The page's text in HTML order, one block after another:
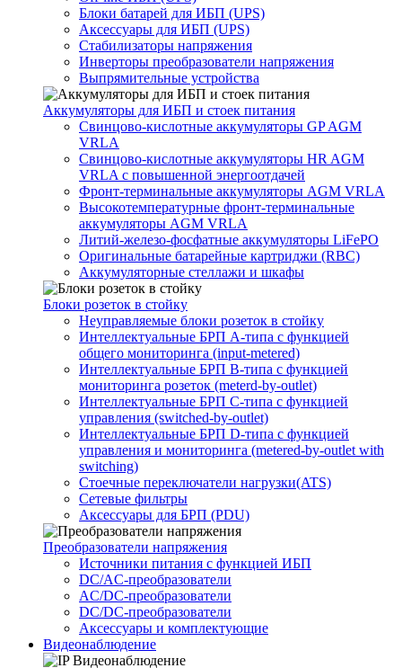
Блоки батарей для ИБП (UPS)
Аксессуары для ИБП (UPS)
Стабилизаторы напряжения
Инверторы преобразователи напряжения
Выпрямительные устройства
Аккумуляторы для ИБП и стоек питания
Свинцово-кислотные аккумуляторы GP AGM
VRLA
Свинцово-кислотные аккумуляторы HR AGM
VRLA с повышенной энергоотдачей
Фронт-терминальные аккумуляторы AGM VRLA
Высокотемпературные фронт-терминальные
аккумуляторы AGM VRLA
Литий-железо-фосфатные аккумуляторы LiFePO
Оригинальные батарейные картриджи (RBC)
Аккумуляторные стеллажи и шкафы
Блоки розеток в стойку
Неуправляемые блоки розеток в стойку
Интеллектуальные БРП А-типа с функцией
общего мониторинга (input-metered)
Интеллектуальные БРП B-типа с функцией
мониторинга розеток (meterd-by-outlet)
Интеллектуальные БРП C-типа с функцией
управления (switched-by-outlet)
Интеллектуальные БРП D-типа с функцией
управления и мониторинга (metered-by-outlet with
switching)
Стоечные переключатели нагрузки(ATS)
Сетевые фильтры
Аксессуары для БРП (PDU)
Преобразователи напряжения
Источники питания c функцией ИБП
DC/AC-преобразователи
AC/DC-преобразователи
DC/DC-преобразователи
Аксессуары и комплектующие
Видеонаблюдение